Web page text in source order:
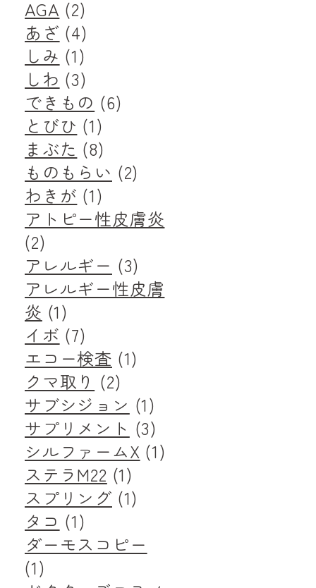
AGA (2)
あざ (4)
しみ (1)
しわ (3)
できもの (6)
とびひ (1)
まぶた (8)
ものもらい (2)
わきが (1)
アトピー性皮膚炎
(2)
アレルギー (3)
アレルギー性皮膚
炎 (1)
イボ (7)
エコー検査 (1)
クマ取り (2)
サブシジョン (1)
サプリメント (3)
シルファームX (1)
ステラM22 (1)
スプリング (1)
タコ (1)
ダーモスコピー
(1)